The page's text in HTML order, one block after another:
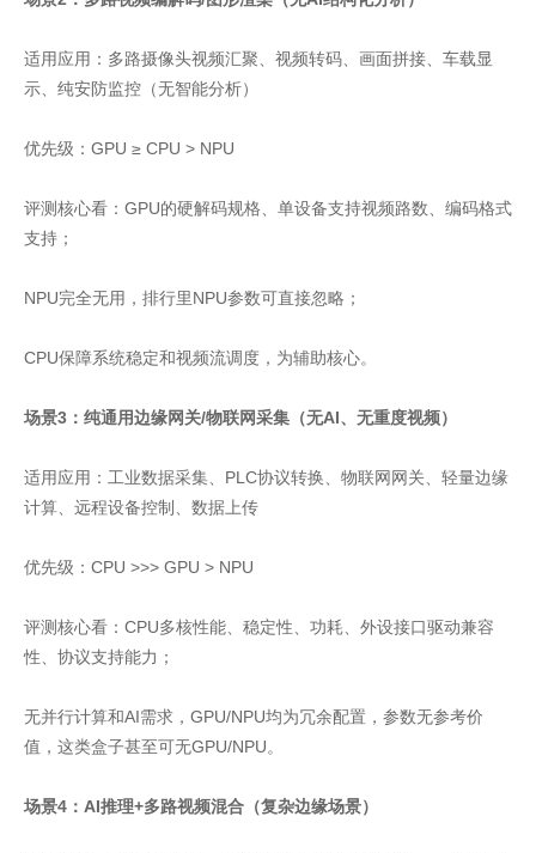
适用应用：多路摄像头视频汇聚、视频转码、画面拼接、车载显
示、纯安防监控（无智能分析）
优先级：GPU ≥ CPU > NPU
评测核心看：GPU的硬解码规格、单设备支持视频路数、编码格式
支持；
NPU完全无用，排行里NPU参数可直接忽略；
CPU保障系统稳定和视频流调度，为辅助核心。
场景3：纯通用边缘网关/物联网采集（无AI、无重度视频）
适用应用：工业数据采集、PLC协议转换、物联网网关、轻量边缘
计算、远程设备控制、数据上传
优先级：CPU >>> GPU > NPU
评测核心看：CPU多核性能、稳定性、功耗、外设接口驱动兼容
性、协议支持能力；
无并行计算和AI需求，GPU/NPU均为冗余配置，参数无参考价
值，这类盒子甚至可无GPU/NPU。
场景4：AI推理+多路视频混合（复杂边缘场景）